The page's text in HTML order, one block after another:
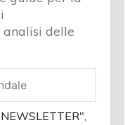
delle